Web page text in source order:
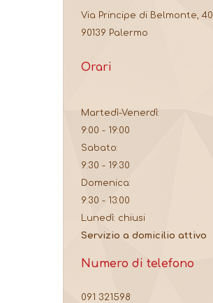
Via Principe di Belmonte, 40
90139 Palermo
Orari
Martedì-Venerdì:
9:00 - 19:00
Sabato:
9:30 - 19:30
Domenica:
9:30 - 13:00
Lunedì: chiusi
Servizio a domicilio attivo
Numero di telefono
091 321598